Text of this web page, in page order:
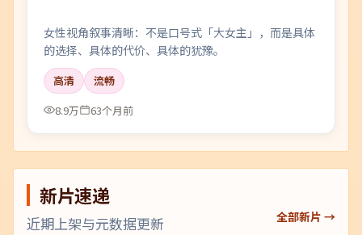
女性视角叙事清晰：不是口号式「大女主」，而是具体
的选择、具体的代价、具体的犹豫。
高清
流畅
8.9万
63个月前
新片速递
近期上架与元数据更新 全部新片 →